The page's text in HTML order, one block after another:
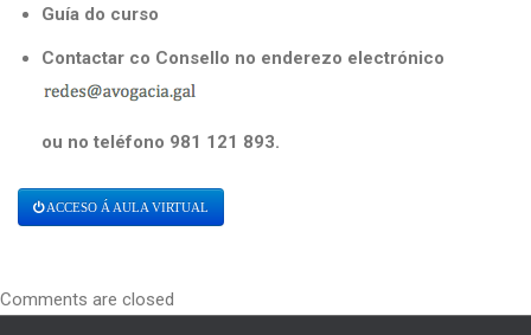
Guía do curso
Contactar co Consello no enderezo electrónico
ou no teléfono 981 121 893.
ACCESO Á AULA VIRTUAL
Comments are closed